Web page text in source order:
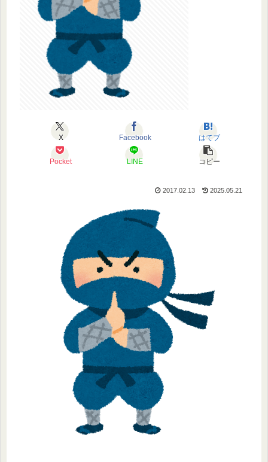
X Facebook はてブ
Pocket LINE コピー
2017.02.13 2025.05.21